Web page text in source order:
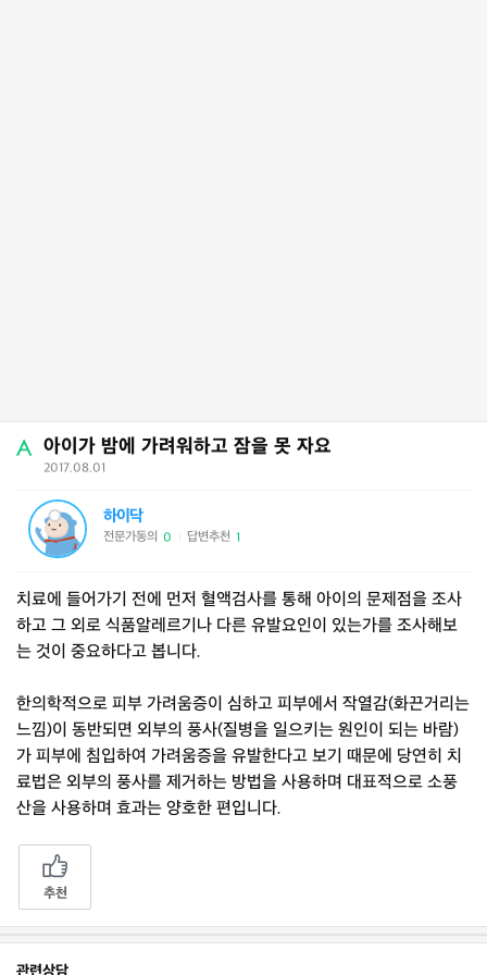
아이가 밤에 가려워하고 잠을 못 자요
2017.08.01
하이닥
전문가동의 0 답변추천 1
치료에 들어가기 전에 먼저 혈액검사를 통해 아이의 문제점을 조사
하고 그 외로 식품알레르기나 다른 유발요인이 있는가를 조사해보
는 것이 중요하다고 봅니다.
한의학적으로 피부 가려움증이 심하고 피부에서 작열감(화끈거리는
느낌)이 동반되면 외부의 풍사(질병을 일으키는 원인이 되는 바람)
가 피부에 침입하여 가려움증을 유발한다고 보기 때문에 당연히 치
료법은 외부의 풍사를 제거하는 방법을 사용하며 대표적으로 소풍
산을 사용하며 효과는 양호한 편입니다.
추천
관련상담